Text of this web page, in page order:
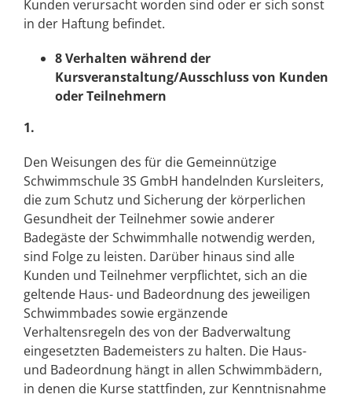
Kunden verursacht worden sind oder er sich sonst
in der Haftung befindet.
8 Verhalten während der
Kursveranstaltung/Ausschluss von Kunden
oder Teilnehmern
1.
Den Weisungen des für die Gemeinnützige
Schwimmschule 3S GmbH handelnden Kursleiters,
die zum Schutz und Sicherung der körperlichen
Gesundheit der Teilnehmer sowie anderer
Badegäste der Schwimmhalle notwendig werden,
sind Folge zu leisten. Darüber hinaus sind alle
Kunden und Teilnehmer verpflichtet, sich an die
geltende Haus- und Badeordnung des jeweiligen
Schwimmbades sowie ergänzende
Verhaltensregeln des von der Badverwaltung
eingesetzten Bademeisters zu halten. Die Haus-
und Badeordnung hängt in allen Schwimmbädern,
in denen die Kurse stattfinden, zur Kenntnisnahme